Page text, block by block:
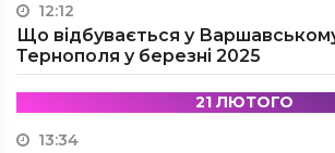
12:12
Що відбувається у
Тернополя у березні 2025
21 ЛЮТОГО
13:34